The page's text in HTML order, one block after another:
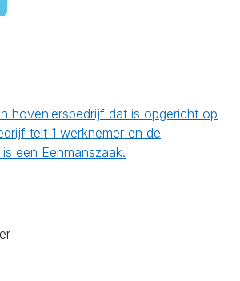
hoveniersbedrijf dat is opgericht op
telt 1 werknemer en de
een Eenmanszaak.